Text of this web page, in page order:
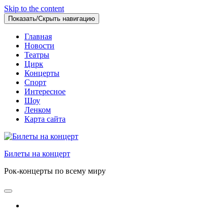
Skip to the content
Показать/Скрыть навигацию
Главная
Новости
Театры
Цирк
Концерты
Спорт
Интересное
Шоу
Ленком
Карта сайта
Билеты на концерт
Рок-концерты по всему миру